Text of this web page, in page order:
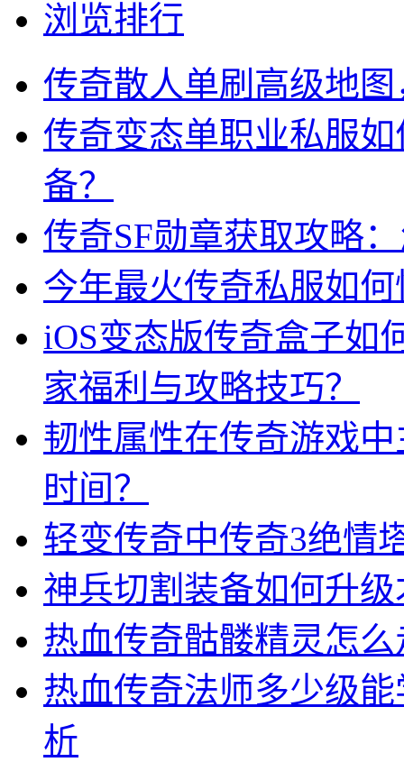
浏览排行
传奇散人单刷高级地
传奇变态单职业私服
备？
传奇SF勋章获取攻略
今年最火传奇私服如
iOS变态版传奇盒子如
家福利与攻略技巧？
韧性属性在传奇游戏
时间？
轻变传奇中传奇3绝情
神兵切割装备如何升
热血传奇骷髅精灵怎
热血传奇法师多少级
析